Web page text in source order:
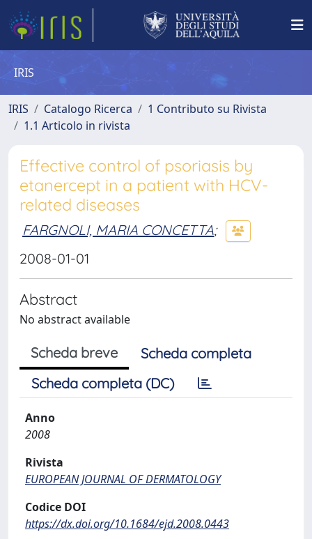
IRIS
IRIS Catalogo Ricerca
1 Contributo su Rivista
1.1 Articolo in rivista
Effective control of psoriasis by
etanercept in a patient with HCV-
related diseases
FARGNOLI, MARIA CONCETTA;
2008-01-01
Abstract
No abstract available
Scheda breve
Scheda completa
Scheda completa (DC)
Anno
2008
Rivista
EUROPEAN JOURNAL OF DERMATOLOGY
Codice DOI
https://dx.doi.org/10.1684/ejd.2008.0443